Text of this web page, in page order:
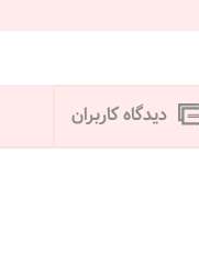
دیدگاه کاربران